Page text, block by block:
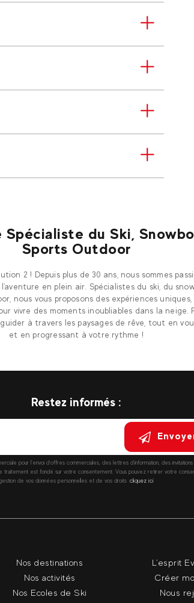
Spécialiste du Ski,
Sports Outdoor
2 ! Depuis plus de 30 ans, nous sommes
en plein air. Spécialistes du ski, du
nous vous proposons des expériences
vivre des moments inoubliables dans la neige.
à travers les paysages de rêve, tout en
et en progressant à votre rythme !
Restez informés :
pour l’envoi d’offres commerciales, des lettres d’information, des
traitement est fondé sur votre consentement. Vous pouvez retirer votre
de vos données personnelles et de vos droits :cliquez ici
Nos destinations
Nos activités
Nos Ecoles de Ski
L'esprit
Créer
Nous